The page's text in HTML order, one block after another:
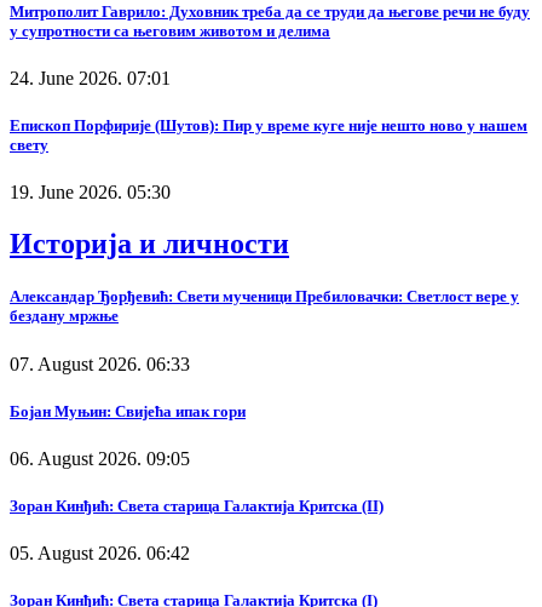
Митрополит Гаврило: Духовник треба да се труди да његове речи не буду
у супротности са његовим животом и делима
24. June 2026. 07:01
Епископ Порфирије (Шутов): Пир у време куге није нешто ново у нашем
свету
19. June 2026. 05:30
Историја и личности
Александар Ђорђевић: Свети мученици Пребиловачки: Светлост вере у
бездану мржње
07. August 2026. 06:33
Бојан Муњин: Свијећа ипак гори
06. August 2026. 09:05
Зоран Кинђић: Света старица Галактија Критска (II)
05. August 2026. 06:42
Зоран Кинђић: Света старица Галактија Критска (I)